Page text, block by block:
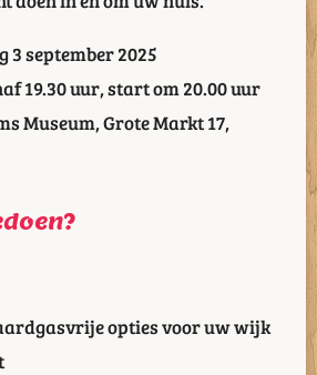
3 september 2025
19.30 uur, start om 20.00 uur
Museum, Grote Markt 17,
opties voor uw wijk